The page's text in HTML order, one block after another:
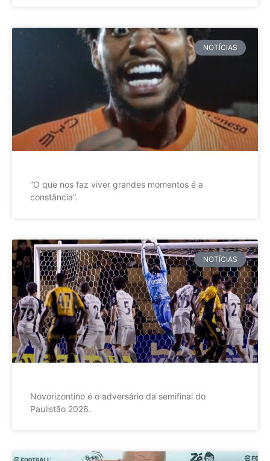
NOTÍCIAS
”O que nos faz viver grandes momentos é a
constância”.
NOTÍCIAS
Novorizontino é o adversário da semifinal do
Paulistão 2026.